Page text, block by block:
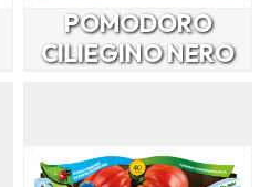
POMODORO
CILIEGINO NERO